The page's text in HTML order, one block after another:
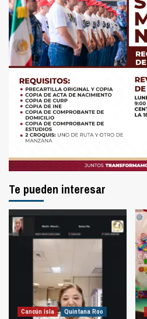
Te pueden interesar
Cancún isla
Quintana Roo